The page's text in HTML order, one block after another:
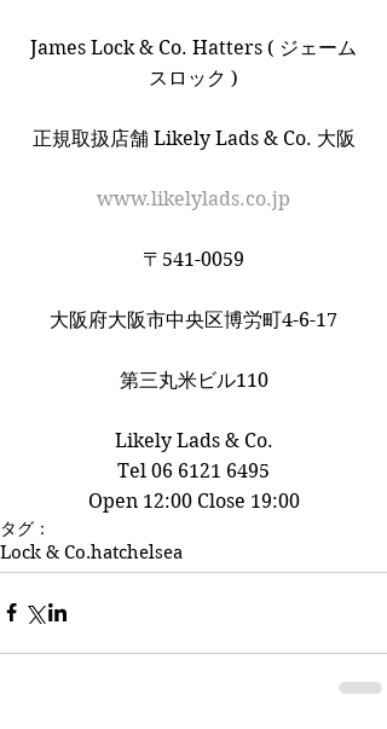
James Lock & Co. Hatters ( ジェーム
スロック )
正規取扱店舗 Likely Lads & Co. 大阪
www.likelylads.co.jp
〒541-0059
大阪府大阪市中央区博労町4-6-17
第三丸米ビル110
Likely Lads & Co.﻿
Tel 06 6121 6495
Open 12:00 Close 19:00
タグ：
Lock & Co.hatchelsea